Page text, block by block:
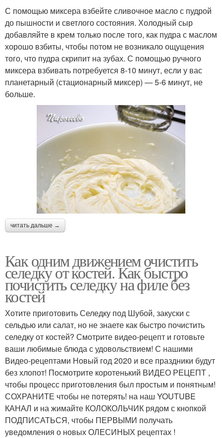
С помощью миксера взбейте сливочное масло с пудрой
до пышности и светлого состояния. Холодный сыр
добавляйте в крем только после того, как пудра с маслом
хорошо взбиты, чтобы потом не возникало ощущения
того, что пудра скрипит на зубах. С помощью ручного
миксера взбивать потребуется 8-10 минут, если у вас
планетарный (стационарный миксер) — 5-6 минут, не
больше.
читать дальше →
Как одним движением очистить
селедку от костей. Как быстро
почистить селедку на филе без
костей
Хотите приготовить Селедку под Шубой, закуски с
сельдью или салат, но не знаете как быстро почистить
селедку от костей? Смотрите видео-рецепт и готовьте
ваши любимые блюда с удовольствием! С нашими
Видео-рецептами Новый год 2020 и все праздники будут
без хлопот! Посмотрите коротенький ВИДЕО РЕЦЕПТ ,
чтобы процесс приготовления был простым и понятным!
СОХРАНИТЕ чтобы не потерять! на наш YOUTUBE
КАНАЛ и на жимайте КОЛОКОЛЬЧИК рядом с кнопкой
ПОДПИСАТЬСЯ, чтобы ПЕРВЫМИ получать
уведомления о новых ОЛЕСИНЫХ рецептах !